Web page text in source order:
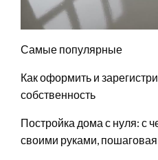
Самые популярные
Как оформить и
собственность
Постройка дома с нуля: с
своими руками, пошаговая